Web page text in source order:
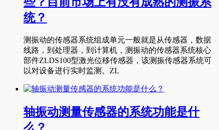
统？
测振动的传感器系统组成单元一般就是从传感器，数据
线路，到处理器，到计算机，测振动的传感器系统核心
部件ZLDS100型激光位移传感器，该测振传感器系统可
以对设备进行实时监测。ZL
轴振动测量传感器的系统功能是什